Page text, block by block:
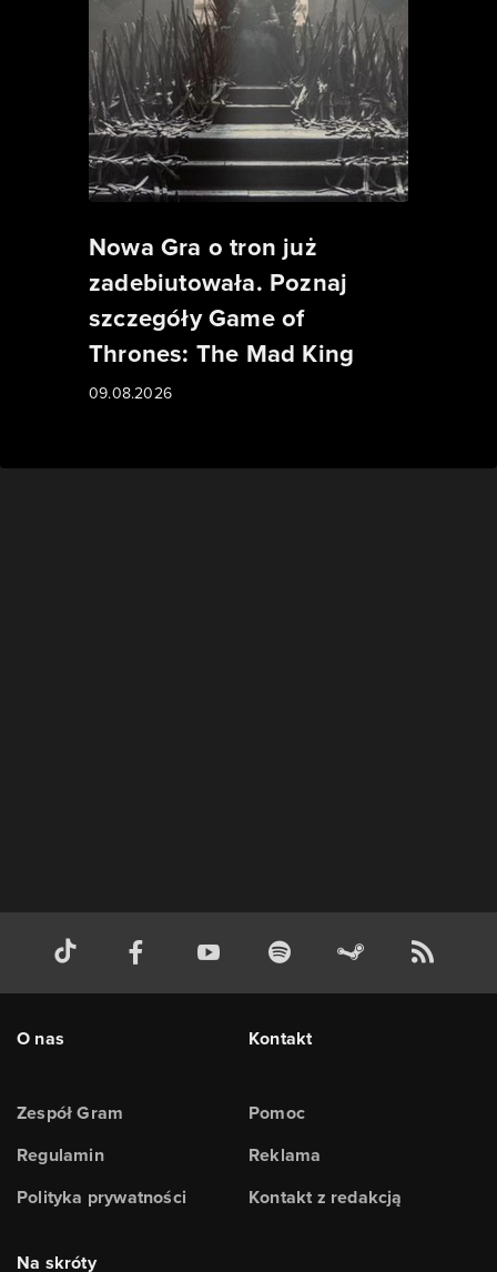
Nowa Gra o tron już
zadebiutowała. Poznaj
szczegóły Game of
Thrones: The Mad King
09.08.2026
O nas
Zespół Gram
Regulamin
Polityka prywatności
Kontakt
Pomoc
Reklama
Kontakt z redakcją
Na skróty